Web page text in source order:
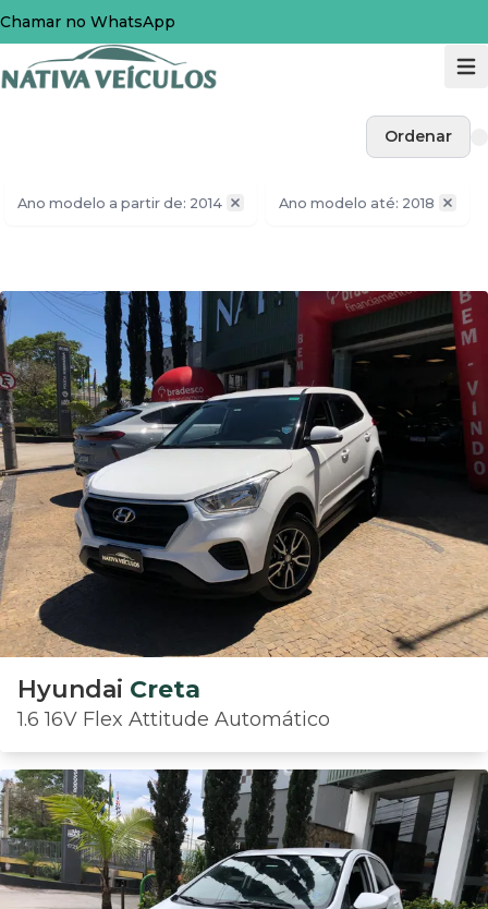
Chamar no WhatsApp
Ordenar
Ano modelo a partir de: 2014 Ano modelo até: 2018
Hyundai Creta
1.6 16V Flex Attitude Automático